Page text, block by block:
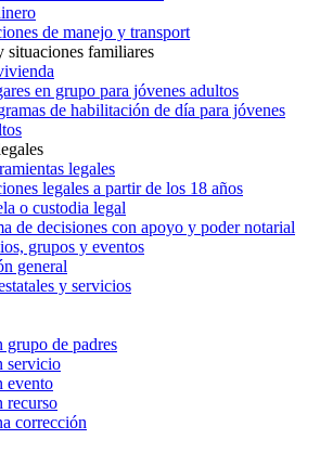
de manejo y transport
situaciones familiares
en grupo para jóvenes adultos
de habilitación de día para jóvenes
legales
legales a partir de los 18 años
o custodia legal
de decisiones con apoyo y poder notarial
grupos y eventos
general
y servicios
grupo de padres
servicio
evento
recurso
corrección